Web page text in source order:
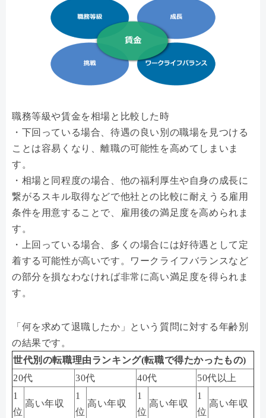
職務等級や賃金を相場と比較した時
・下回っている場合、待遇の良い別の職場を見つける
ことは容易くなり、離職の可能性を高めてしまいま
す。
・相場と同程度の場合、他の福利厚生や自身の成長に
繋がるスキル取得などで他社との比較に耐えうる雇用
条件を用意することで、雇用後の満足度を高められま
す。
・上回っている場合、多くの場合には好待遇として定
着する可能性が高いです。ワークライフバランスなど
の部分を損なわなければ非常に高い満足度を得られま
す。
「何を求めて退職したか」という質問に対する年齢別
の結果です。
世代別の転職理由ランキング(転職で得たかったもの)
20代
30代 40代
50代以上
1
位
高い年収
1
位
高い年収
1
位
高い年収
1
位
高い年収